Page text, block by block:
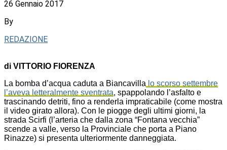
26 Gennaio 2017
By
REDAZIONE
di VITTORIO FIORENZA
La bomba d’acqua caduta a Biancavilla lo scorso settembre
l’aveva letteralmente sventrata, spappolando l’asfalto e
trascinando detriti, fino a renderla impraticabile (come mostra
il video girato allora). Con le piogge degli ultimi giorni, la
strada Scirfi (l’arteria che dalla zona “Fontana vecchia”
scende a valle, verso la Provinciale che porta a Piano
Rinazze) si presenta ulteriormente danneggiata.